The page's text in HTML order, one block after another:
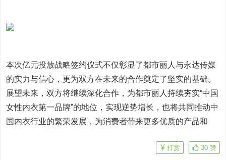
本次亿元投放战略签约仪式不仅彰显了都市丽人与永达传媒
的实力与信心，更为双方在未来的合作奠定了坚实的基础。
展望未来，双方将继续深化合作，为都市丽人持续夯实“中国
女性内衣第一品牌”的地位，实现逆势增长，也将共同推动中
国内衣行业的繁荣发展，为消费者带来更多优质的产品和
30 赞
打赏